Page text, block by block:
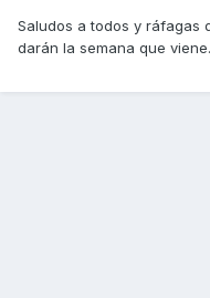
Saludos a todos y ráfagas
darán la semana que viene.